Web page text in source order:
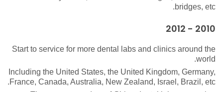
bridges, etc.
2010 - 2012
Start to service for more dental labs and clinics around the
world.
Including the United States, the United Kingdom, Germany,
France, Canada, Australia, New Zealand, Israel, Brazil, etc.